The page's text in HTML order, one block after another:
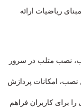
ریاضیات ارائه
نصب متلب در سرور
نصب، امکانات پردازش
برای کاربران فراهم